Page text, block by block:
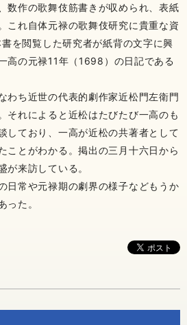
数作の歌舞伎筋書きが収められ、表紙
これ自体元禄の歌舞伎研究に貴重な資
を閲覧した研究者が紙背の文字に興
高の元禄11年（1698）の日記である
わち近世の代表的劇作家近松門左衛門
それによると近松はたびたび一高のも
しており、一高が近松の共著者として
ことがわかる。掲出の三月十六日から
が来訪している。
日常や元禄期の劇界の様子などもうか
った。